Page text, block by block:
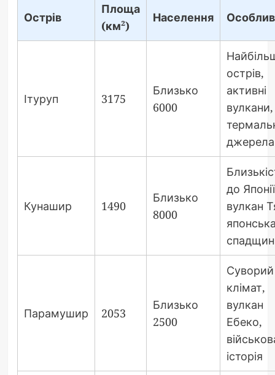
Острів
Площа
(км²)
Населення
Ітуруп 3175
Близько
6000
острів,
активні
вулкани,
джерела
Кунашир 1490
Близько
8000
до
вулкан
Парамушир 2053
Близько
2500
Суворий
клімат,
вулкан
Ебеко,
історія